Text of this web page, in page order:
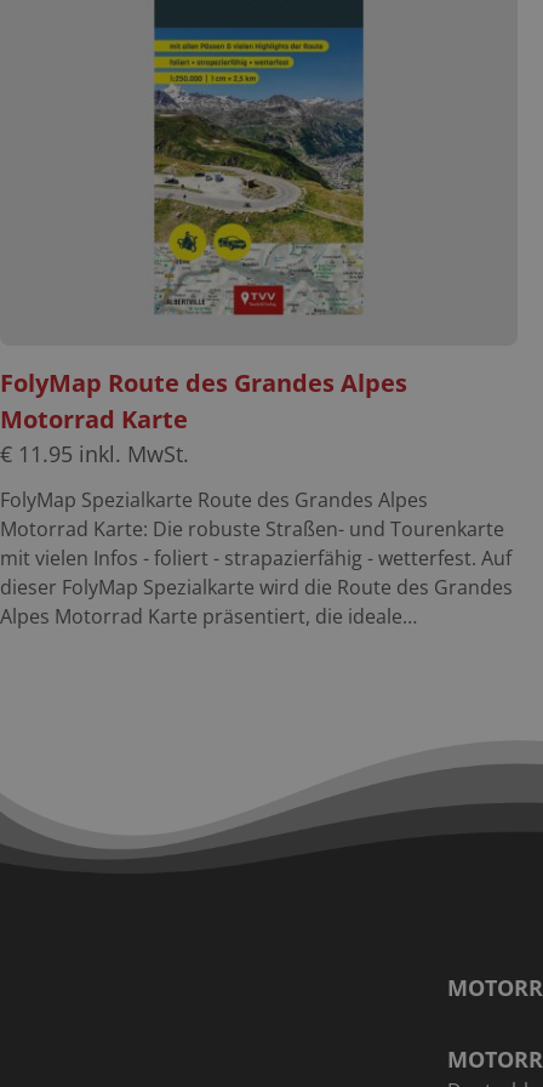
Frankreich vereint 183 der spannendsten Pässe und
Panoramastraßen der Grand Nation und bietet euch: •
ausführliches Kartenmaterial mit eingezeichneter Route
• praktische Hinweise zur Streckenlänge, Charakteristik,
Länge, Scheitelhöhe, Steigung und Wintersperren •
beliebte Attraktionen am Wegesrand – nicht nur für
Motorradfans • GPS-Daten zum Download (derzeit nicht
FolyMap Route des Grandes Alpes
Motorrad Karte
€ 11.95 inkl. MwSt.
FolyMap Spezialkarte Route des Grandes Alpes
Motorrad Karte: Die robuste Straßen- und Tourenkarte
mit vielen Infos - foliert - strapazierfähig - wetterfest. Auf
dieser FolyMap Spezialkarte wird die Route des Grandes
Alpes Motorrad Karte präsentiert, die ideale
schönsten Streckenabschnitte beschrieben. Außerdem
werden alle Pässe der Route vorgestellt. Suchst Du noch
nach weiteren Motorradtouren in den Französischen
Alpen , findest Du diese auch in unserer Tourensuche, in